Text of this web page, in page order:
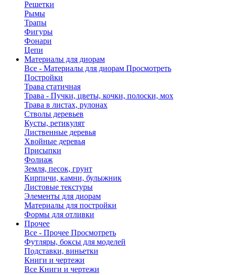
Решетки
Рымы
Трапы
Фигуры
Фонари
Цепи
Материалы для диорам
Все - Материалы для диорам Просмотреть
Постройки
Трава статичная
Трава - Пучки, цветы, кочки, полоски, мох
Трава в листах, рулонах
Стволы деревьев
Кусты, ретикулят
Лиственные деревья
Хвойные деревья
Присыпки
Фолиаж
Земля, песок, грунт
Кирпичи, камни, булыжник
Листовые текстуры
Элементы для диорам
Материалы для постройки
Формы для отливки
Прочее
Все - Прочее Просмотреть
Футляры, боксы для моделей
Подставки, виньетки
Книги и чертежи
Все Книги и чертежи